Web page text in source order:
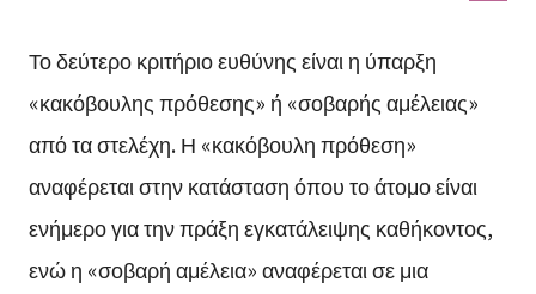
Το δεύτερο κριτήριο ευθύνης είναι η ύπαρξη
«κακόβουλης πρόθεσης» ή «σοβαρής αμέλειας»
από τα στελέχη. Η «κακόβουλη πρόθεση»
αναφέρεται στην κατάσταση όπου το άτομο είναι
ενήμερο για την πράξη εγκατάλειψης καθήκοντος,
ενώ η «σοβαρή αμέλεια» αναφέρεται σε μια